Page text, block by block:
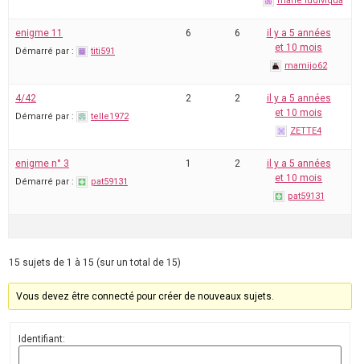
enigme 11
Démarré par : titi591
6 6
il y a 5 années
et 10 mois
mamijo62
4/42
Démarré par : telle1972
2 2
il y a 5 années
et 10 mois
ZETTE4
enigme n° 3
Démarré par : pat59131
1 2
il y a 5 années
et 10 mois
pat59131
15 sujets de 1 à 15 (sur un total de 15)
Vous devez être connecté pour créer de nouveaux sujets.
Identifiant: